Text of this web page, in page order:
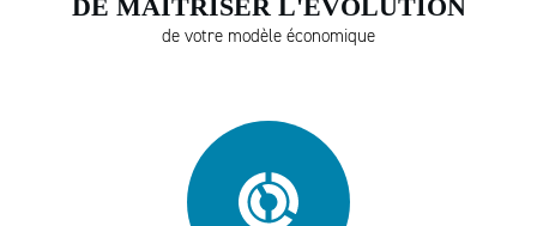
DE MAITRISER L'EVOLUTION
de votre modèle économique